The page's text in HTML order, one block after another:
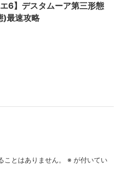
エ6】デスタムーア第三形態
)最速攻略
ことはありません。 ※ が付いてい